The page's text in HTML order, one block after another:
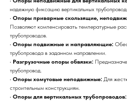
надежную фиксацию вертикальных
• Опоры приварные скользящие,
Позволяют компенсировать температурные
трубопроводов.
• Опоры подвижные и направляющие:
трубопровода в заданном направлении.
• Разгрузочные опоры обвязки:
трубопровод.
• Опоры хомутовые неподвижные: Для
строительным конструкциям.
• Опоры для вертикальных трубопроводов: